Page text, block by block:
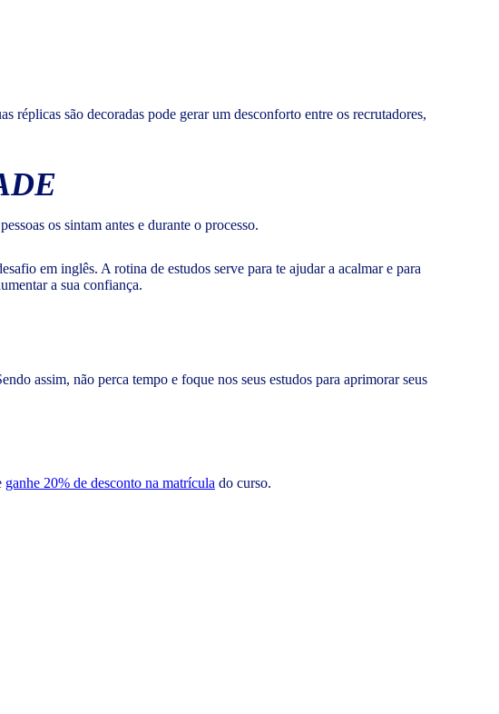
réplicas são decoradas pode gerar um desconforto entre os recrutadores,
os sintam antes e durante o processo.
em inglês. A rotina de estudos serve para te ajudar a acalmar e para
a sua confiança.
assim, não perca tempo e foque nos seus estudos para aprimorar seus
ganhe 20% de desconto na matrícula do curso.